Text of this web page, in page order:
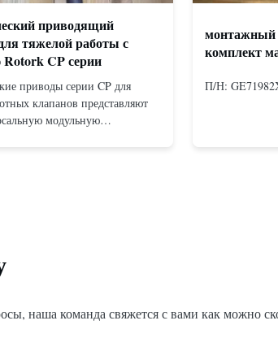
приводящий
тяжелой работы с
CP серии
приводы серии CP для
клапанов представляют
модульную
монтажный
комплект
П/Н:
наша команда свяжется с вами как можно